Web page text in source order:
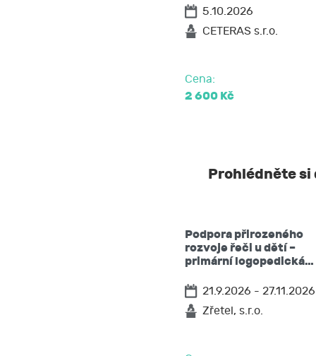
5.10.2026
CETERAS s.r.o.
Cena:
2 600 Kč
Prohlédněte si
Podpora přirozeného
rozvoje řeči u dětí –
primární logopedická…
21.9.2026 - 27.11.2026
Zřetel, s.r.o.